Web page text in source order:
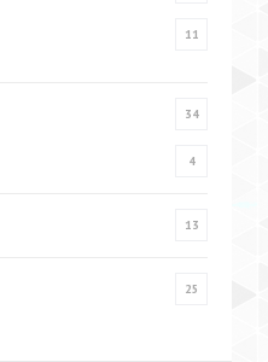
11
34
4
13
25